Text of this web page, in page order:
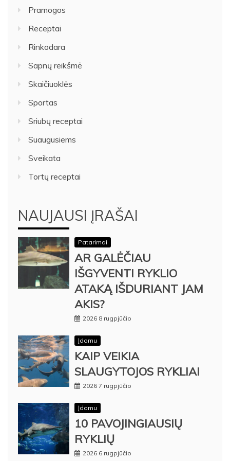
Pramogos
Receptai
Rinkodara
Sapnų reikšmė
Skaičiuoklės
Sportas
Sriubų receptai
Suaugusiems
Sveikata
Tortų receptai
NAUJAUSI ĮRAŠAI
Patarimai
AR GALĖČIAU
IŠGYVENTI RYKLIO
ATAKĄ IŠDURIANT JAM
AKIS?
2026 8 rugpjūčio
Įdomu
KAIP VEIKIA
SLAUGYTOJOS RYKLIAI
2026 7 rugpjūčio
Įdomu
10 PAVOJINGIAUSIŲ
RYKLIŲ
2026 6 rugpjūčio